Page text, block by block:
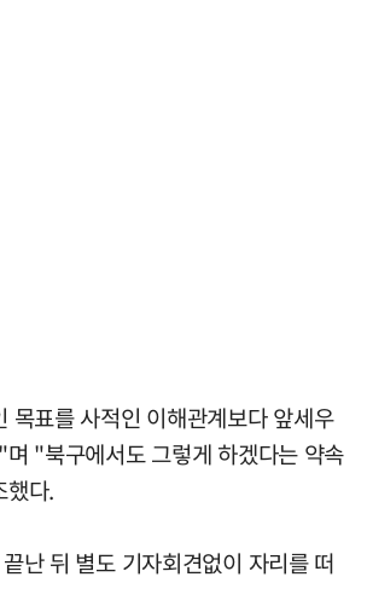
목표를 사적인 이해관계보다 앞세우
"북구에서도 그렇게 하겠다는 약속
했다.
난 뒤 별도 기자회견없이 자리를 떠